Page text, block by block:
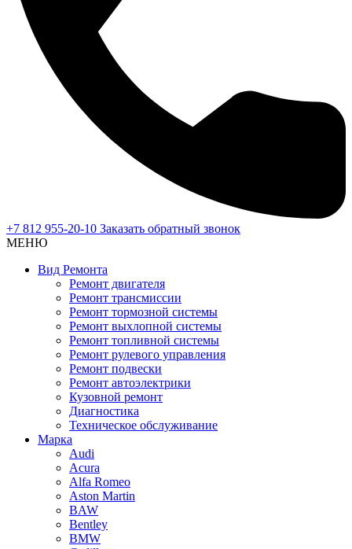
+7 812 955-20-10 Заказать обратный звонок
МЕНЮ
Вид Ремонта
Ремонт двигателя
Ремонт трансмиссии
Ремонт тормозной системы
Ремонт выхлопной системы
Ремонт топливной системы
Ремонт рулевого управления
Ремонт подвески
Ремонт автоэлектрики
Кузовной ремонт
Диагностика
Техническое обслуживание
Марка
Audi
Acura
Alfa Romeo
Aston Martin
BAW
Bentley
BMW